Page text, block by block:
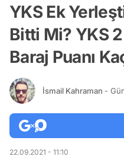
YKS Ek
Bitti Mi? YKS
Baraj Puanı
İsmail Kahraman -
22.09.2021 - 11:10